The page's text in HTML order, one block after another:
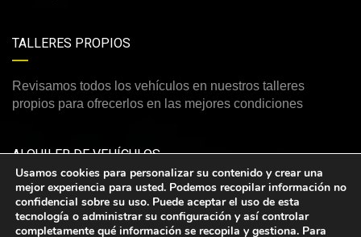
TALLERES PROPIOS
Revisamos todos los vehículos en nuestros talleres
propios para ofrecerlos en las mejores condiciones
ALQUILER DE VEHÍCULOS
Consulte nuestra amplia y variada oferta de vehículos de
alquiler
Usamos cookies para personalizar su contenido y crear una
mejor experiencia para usted. Podemos recopilar información no
confidencial sobre su uso. Puede aceptar el uso de esta
tecnología o administrar su configuración y así controlar
completamente qué información se recopila y gestiona. Para